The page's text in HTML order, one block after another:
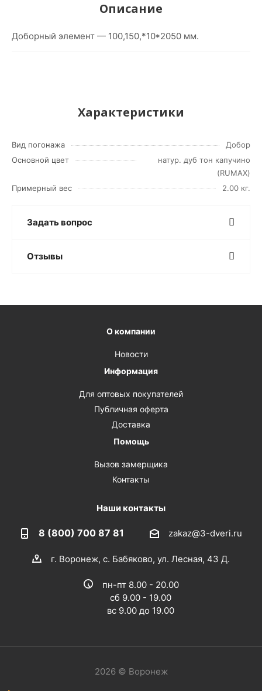
Описание
Доборный элемент — 100,150,*10*2050 мм.
Характеристики
Вид погонажа
Добор
Основной цвет
натур. дуб тон капучино
(RUMAX)
Примерный вес
2.00 кг.
Задать вопрос
Отзывы
О компании
Новости
Информация
Для оптовых покупателей
Публичная оферта
Доставка
Помощь
Вызов замерщика
Контакты
Наши контакты
8 (800) 700 87 81 zakaz@3-dveri.ru
г. Воронеж, с. Бабяково, ул. Лесная, 43 Д.
пн-пт 8.00 - 20.00
сб 9.00 - 19.00
вс 9.00 до 19.00
2026 © Воронеж